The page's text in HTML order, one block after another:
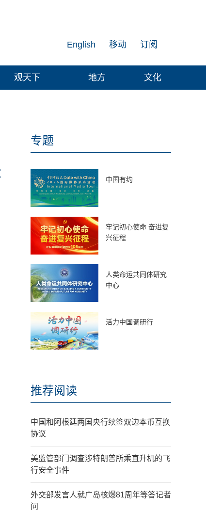
订阅
移动
English
观天下 地方 文化
专题
中国有约
牢记初心使命 奋进复
兴征程
人类命运共同体研究
中心
活力中国调研行
推荐阅读
中国和阿根廷两国央行续签双边本币互换
协议
美监管部门调查涉特朗普所乘直升机的飞
行安全事件
外交部发言人就广岛核爆81周年等答记者
问